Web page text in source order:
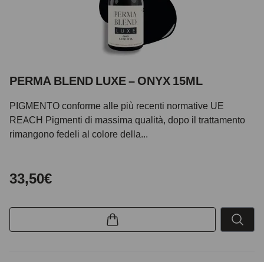
PERMA BLEND LUXE – ONYX 15ML
PIGMENTO conforme alle più recenti normative UE
REACH Pigmenti di massima qualità, dopo il trattamento
rimangono fedeli al colore della...
33,50€